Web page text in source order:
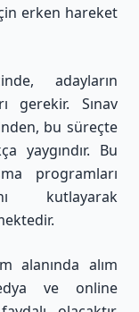
erken hareket
adayların
gerekir. Sınav
bu süreçte
yaygındır. Bu
programları
kutlayarak
alanında alım
ve online